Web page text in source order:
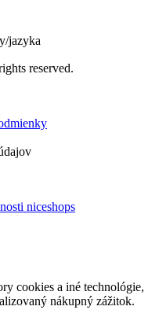
jazyka
reserved.
niceshops
cookies a iné technológie,
nákupný zážitok.